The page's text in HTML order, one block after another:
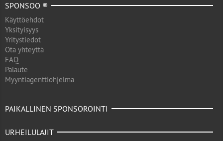
SPONSOO ®
Käyttöehdot
Yksityisyys
Yritystiedot
Ota yhteyttä
FAQ
Palaute
Myyntiagenttiohjelma
PAIKALLINEN SPONSOROINTI
URHEILULAJIT